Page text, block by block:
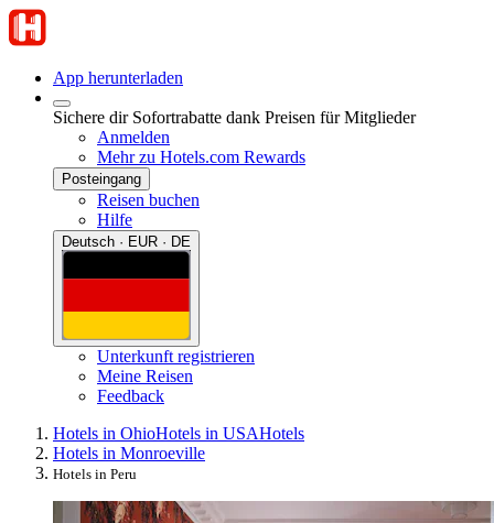
App herunterladen
Sichere dir Sofortrabatte dank Preisen für Mitglieder
Anmelden
Mehr zu Hotels.com Rewards
Posteingang
Reisen buchen
Hilfe
Deutsch · EUR · DE
Unterkunft registrieren
Meine Reisen
Feedback
Hotels in OhioHotels in USAHotels
Hotels in Monroeville
Hotels in Peru